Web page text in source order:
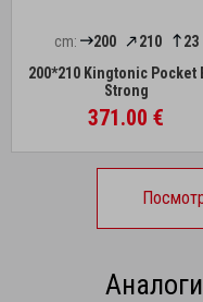
cm: 200 210
23
200*210 Kingtonic Pocket
Strong
371.00 €